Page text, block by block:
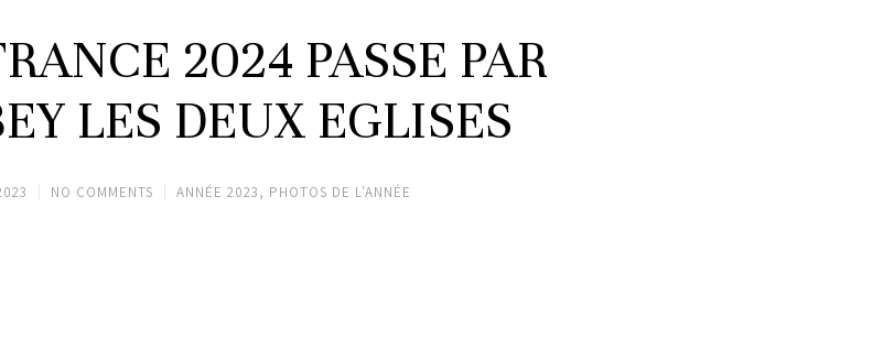
2024 PASSE PAR
LES DEUX EGLISES
NO COMMENTS ANNÉE 2023, PHOTOS DE L'ANNÉE